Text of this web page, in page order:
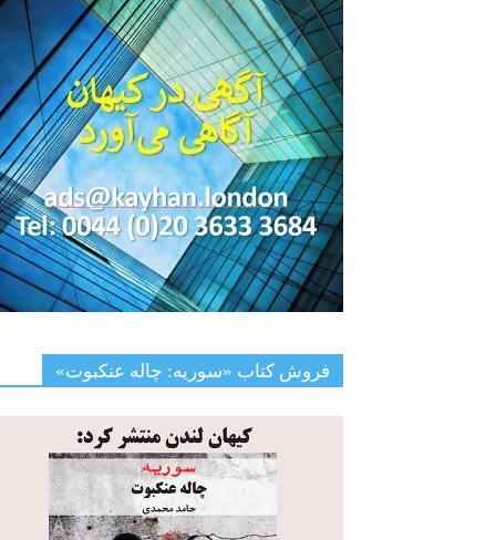
فروش کتاب «سوریه: چاله عنکبوت»